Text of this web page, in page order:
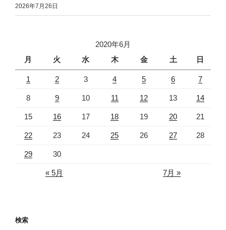
2026年7月26日
2020年6月
月
火 水 木 金 土 日
1 2 3 4 5 6 7
8 9 10 11 12 13 14
15 16 17 18 19 20 21
22 23 24 25 26 27 28
29 30
« 5月 7月 »
検索